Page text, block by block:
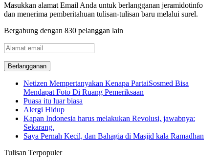
Masukkan alamat Email Anda untuk berlangganan jeramidotinfo
dan menerima pemberitahuan tulisan-tulisan baru melalui surel.
Bergabung dengan 830 pelanggan lain
Alamat
email
Netizen Mempertanyakan Kenapa PartaiSosmed Bisa
Mendapat Foto Di Ruang Pemeriksaan
Puasa itu luar biasa
Alergi Hidup
Kapan Indonesia harus melakukan Revolusi, jawabnya:
Sekarang.
Saya Pernah Kecil, dan Bahagia di Masjid kala Ramadhan
Tulisan Terpopuler